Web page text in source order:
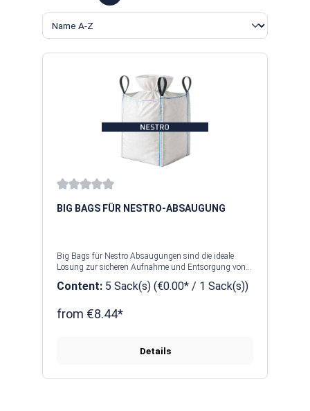
BIG BAGS FÜR NESTRO-ABSAUGUNG
Big Bags für Nestro Absaugungen sind die ideale
Lösung zur sicheren Aufnahme und Entsorgung von
Staub, Spänen und Schüttgütern aus industriellen
Absauganlagen. Die robusten FIBC Big Bags
Anschlüsse und eine staubarme Handhabung. Eine
Content: 5 Sack(s) (€0.00* / 1 Sack(s))
from €8.44*
Details